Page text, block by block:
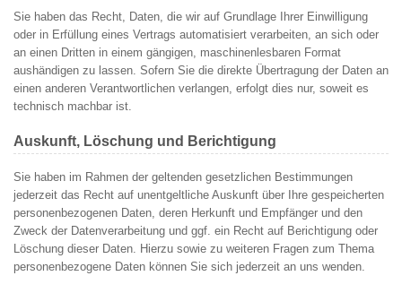
Sie haben das Recht, Daten, die wir auf Grundlage Ihrer Einwilligung
oder in Erfüllung eines Vertrags automatisiert verarbeiten, an sich oder
an einen Dritten in einem gängigen, maschinenlesbaren Format
aushändigen zu lassen. Sofern Sie die direkte Übertragung der Daten an
einen anderen Verantwortlichen verlangen, erfolgt dies nur, soweit es
technisch machbar ist.
Auskunft, Löschung und Berichtigung
Sie haben im Rahmen der geltenden gesetzlichen Bestimmungen
jederzeit das Recht auf unentgeltliche Auskunft über Ihre gespeicherten
personenbezogenen Daten, deren Herkunft und Empfänger und den
Zweck der Datenverarbeitung und ggf. ein Recht auf Berichtigung oder
Löschung dieser Daten. Hierzu sowie zu weiteren Fragen zum Thema
personenbezogene Daten können Sie sich jederzeit an uns wenden.